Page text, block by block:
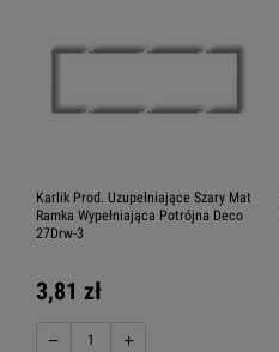
Karlik Prod. Uzupełniające Szary Mat
Ramka Wypełniająca Potrójna Deco
27Drw-3
3,81 zł
− +